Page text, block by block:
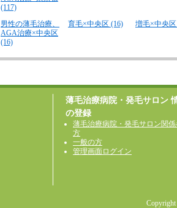
(117)
男性の薄毛治療、
AGA治療×中央区
(16)
育毛×中央区 (16) 増毛×中央
薄毛治療病院・発毛サロン
の登録
薄毛治療病院・発毛サロン関
方
一般の方
管理画面ログイン
Copyright